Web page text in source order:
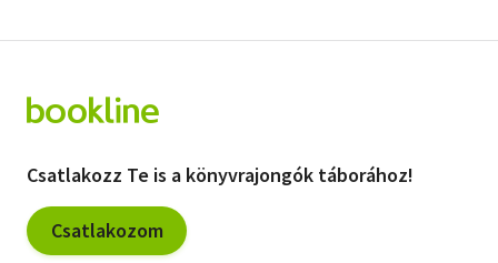
Csatlakozz Te is a könyvrajongók táborához!
Csatlakozom